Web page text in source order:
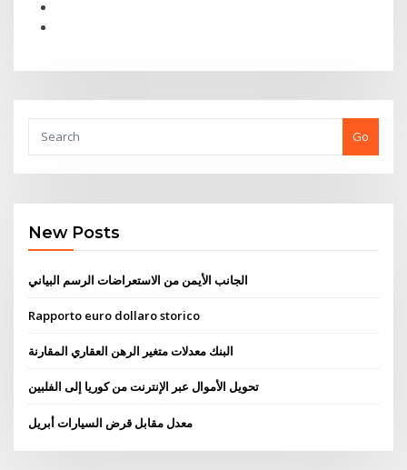
Go
New Posts
الجانب الأيمن من الاستعراضات الرسم البياني
Rapporto euro dollaro storico
البنك معدلات متغير الرهن العقاري المقارنة
تحويل الأموال عبر الإنترنت من كوريا إلى الفلبين
معدل مقابل قرض السيارات أبريل